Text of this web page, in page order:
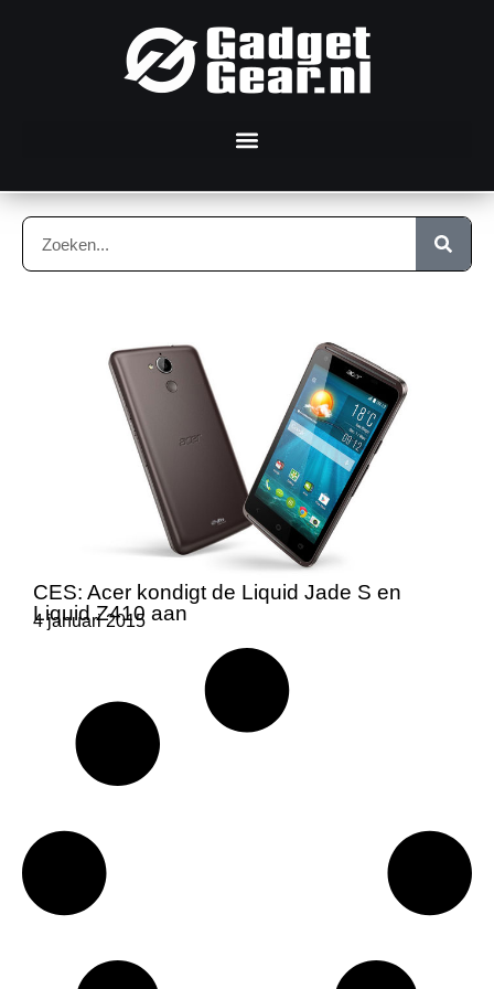
CES: Acer kondigt de Liquid Jade S en
Liquid Z410 aan
4 januari 2015